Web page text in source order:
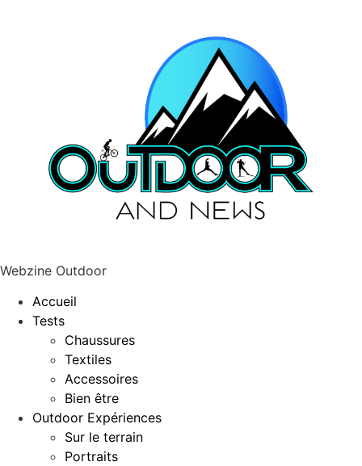
Webzine Outdoor
Accueil
Tests
Chaussures
Textiles
Accessoires
Bien être
Outdoor Expériences
Sur le terrain
Portraits